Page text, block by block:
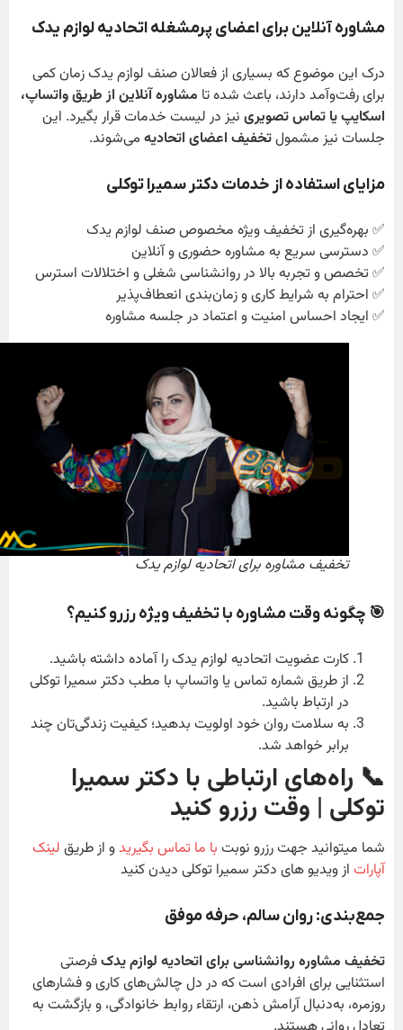
مشاوره آنلاین برای اعضای پرمشغله اتحادیه لوازم یدک
درک این موضوع که بسیاری از فعالان صنف لوازم یدک زمان کمی
برای رفت‌وآمد دارند، باعث شده تامشاوره آنلاین از طریق واتساپ،
اسکایپ یا تماس تصویرینیز در لیست خدمات قرار بگیرد. این
جلسات نیز مشمولتخفیف اعضای اتحادیهمی‌شوند.
مزایای استفاده از خدمات دکتر سمیرا توکلی
✅ بهره‌گیری از تخفیف ویژه مخصوص صنف لوازم یدک
✅ دسترسی سریع به مشاوره حضوری و آنلاین
✅ تخصص و تجربه بالا در روانشناسی شغلی و اختلالات استرس
✅ احترام به شرایط کاری و زمان‌بندی انعطاف‌پذیر
✅ ایجاد احساس امنیت و اعتماد در جلسه مشاوره
تخفیف مشاوره برای اتحادیه لوازم یدک
🎯 چگونه وقت مشاوره با تخفیف ویژه رزرو کنیم؟
کارت عضویت اتحادیه لوازم یدک را آماده داشته باشید.
از طریق شماره تماس یا واتساپ با مطب دکتر سمیرا توکلی
در ارتباط باشید.
به سلامت روان خود اولویت بدهید؛ کیفیت زندگی‌تان چند
برابر خواهد شد.
📞 راه‌های ارتباطی با دکتر سمیرا
توکلی | وقت رزرو کنید
شما میتوانید جهت رزرو نوبتبا ما تماس بگیریدو از طریقلینک
آپاراتاز ویدیو های دکتر سمیرا توکلی دیدن کنید
جمع‌بندی: روان سالم، حرفه موفق
تخفیف مشاوره روانشناسی برای اتحادیه لوازم یدکفرصتی
استثنایی برای افرادی است که در دل چالش‌های کاری و فشارهای
روزمره، به‌دنبال آرامش ذهن، ارتقاء روابط خانوادگی، و بازگشت به